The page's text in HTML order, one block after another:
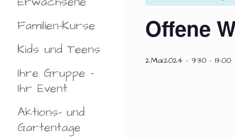
Familien-Kurse
Kids und Teens
Ihre Gruppe –
Ihr Event
Aktions- und
Gartentage
Offene
2.Mai.2024 - 9:30 - 13:00